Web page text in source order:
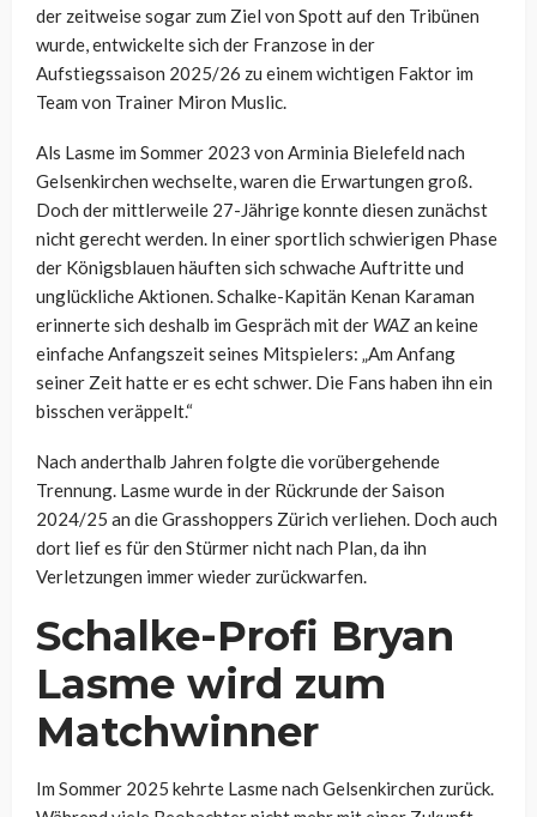
der zeitweise sogar zum Ziel von Spott auf den Tribünen
wurde, entwickelte sich der Franzose in der
Aufstiegssaison 2025/26 zu einem wichtigen Faktor im
Team von Trainer Miron Muslic.
Als Lasme im Sommer 2023 von Arminia Bielefeld nach
Gelsenkirchen wechselte, waren die Erwartungen groß.
Doch der mittlerweile 27-Jährige konnte diesen zunächst
nicht gerecht werden. In einer sportlich schwierigen Phase
der Königsblauen häuften sich schwache Auftritte und
unglückliche Aktionen. Schalke-Kapitän Kenan Karaman
erinnerte sich deshalb im Gespräch mit der WAZan keine
einfache Anfangszeit seines Mitspielers: „Am Anfang
seiner Zeit hatte er es echt schwer. Die Fans haben ihn ein
bisschen veräppelt.“
Nach anderthalb Jahren folgte die vorübergehende
Trennung. Lasme wurde in der Rückrunde der Saison
2024/25 an die Grasshoppers Zürich verliehen. Doch auch
dort lief es für den Stürmer nicht nach Plan, da ihn
Verletzungen immer wieder zurückwarfen.
Schalke-Profi Bryan
Lasme wird zum
Matchwinner
Im Sommer 2025 kehrte Lasme nach Gelsenkirchen zurück.